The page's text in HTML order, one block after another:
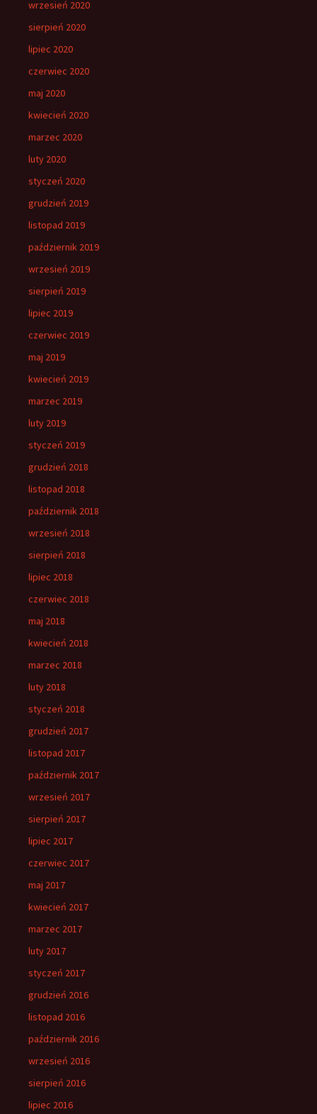
wrzesień 2020
sierpień 2020
lipiec 2020
czerwiec 2020
maj 2020
kwiecień 2020
marzec 2020
luty 2020
styczeń 2020
grudzień 2019
listopad 2019
październik 2019
wrzesień 2019
sierpień 2019
lipiec 2019
czerwiec 2019
maj 2019
kwiecień 2019
marzec 2019
luty 2019
styczeń 2019
grudzień 2018
listopad 2018
październik 2018
wrzesień 2018
sierpień 2018
lipiec 2018
czerwiec 2018
maj 2018
kwiecień 2018
marzec 2018
luty 2018
styczeń 2018
grudzień 2017
listopad 2017
październik 2017
wrzesień 2017
sierpień 2017
lipiec 2017
czerwiec 2017
maj 2017
kwiecień 2017
marzec 2017
luty 2017
styczeń 2017
grudzień 2016
listopad 2016
październik 2016
wrzesień 2016
sierpień 2016
lipiec 2016